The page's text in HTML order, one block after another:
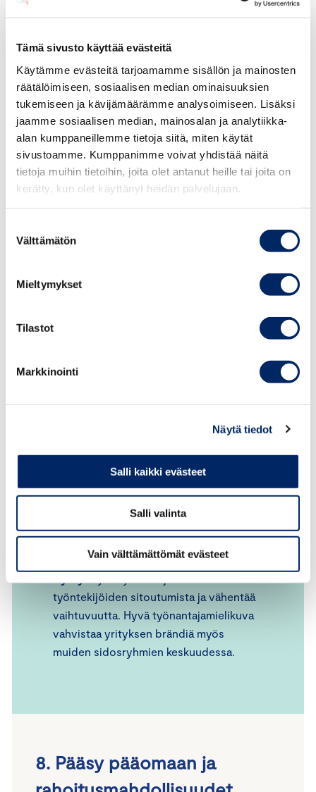
Tämä sivusto käyttää evästeitä
Käytämme evästeitä tarjoamamme sisällön ja mainosten
räätälöimiseen, sosiaalisen median ominaisuuksien
tukemiseen ja kävijämäärämme analysoimiseen. Lisäksi
jaamme sosiaalisen median, mainosalan ja analytiikka-
alan kumppaneillemme tietoja siitä, miten käytät
sivustoamme. Kumppanimme voivat yhdistää näitä
tietoja muihin tietoihin, joita olet antanut heille tai joita on
kerätty, kun olet käyttänyt heidän palvelujaan.
valinta
Välttämätön
Mieltymykset
Tilastot
Markkinointi
Näytä tiedot
Salli kaikki evästeet
Salli valinta
Vain välttämättömät evästeet
saavuttaminen
Vastuullisuus voi parantaa toiminnan
tehokkuutta ja säästää kustannuksia. Resurssien
käytön optimointi esimerkiksi vähentää hukkaa
ja pienentää energiakuluja.
Vinkki: Toteuta energiansäästöohjelma ja
optimoi materiaalien käyttöä.
Energiatehokkaat laitteet ja kierrätys
Hyöty
osaajien houkutteleminen
moni haluaa työskennellä yrityksessä, jonka
arvot vastaavat omia.
rekrytointiviestinnässä ja korosta, miten
yritys pyrkii kestävään kehitykseen.
työntekijöiden sitoutumista ja vähentää
vaihtuvuutta. Hyvä työnantajamielikuva
vahvistaa yrityksen brändiä myös
muiden sidosryhmien keskuudessa.
8. Pääsy pääomaan ja